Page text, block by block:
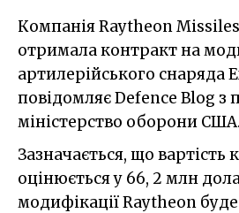
Компанія Raytheon Missiles & Defense
отримала контракт на
артилерійського снаряда
повідомляє Defence Blog з
міністерство оборони США.
Зазначається, що вартість
оцінюється у 66, 2 млн
модифікації Raytheon